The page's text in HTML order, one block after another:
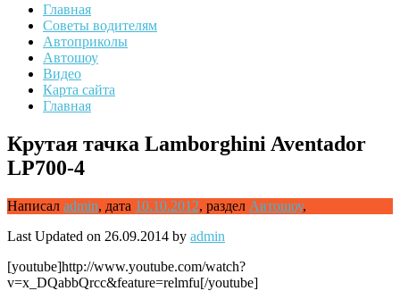
Главная
Советы водителям
Автоприколы
Автошоу
Видео
Карта сайта
Главная
Крутая тачка Lamborghini Aventador
LP700-4
Написал admin, дата 10.10.2012, раздел Автошоу,
Last Updated on 26.09.2014 by admin
[youtube]http://www.youtube.com/watch?
v=x_DQabbQrcc&feature=relmfu[/youtube]